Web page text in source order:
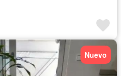
Nuevo